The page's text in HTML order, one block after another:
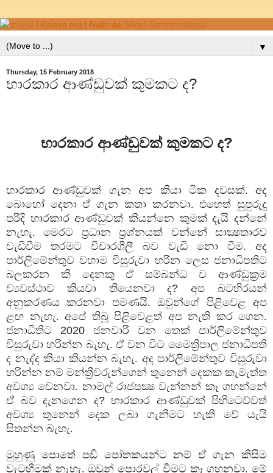
▼
Thursday, 15 February 2018
භාරකාර ආණ්ඩුවක් කුමකට ද?
භාරකාර ආණ්ඩුවක් කුමකට ද?
භාරකාර ආණ්ඩුවක් ගැන අප කියා ටික දවසක්. අද
බොහෝ දෙනා ඒ ගැන කතා කරනවා. එහෙත් සුපුරුදු
පරිදි භාරකාර ආණ්ඩුවක් කියන්නෙ කුමක් දැයි දන්නේ
නැහැ. මෙරට ප්‍රධාන ප්‍රශ්නයක් වන්නේ සාක්‍ෂතාරව
වැඩිවීම තරමට විචාරශීලී බව වැඩි නො වීම. අද
පාර්ලිමේන්තුව වහාම විසුරුවා හරින ලෙස ජනාධිපතිට
බලකරන කී දෙනකු ඒ සම්බන්ධ ව ආණ්ඩුක්‍රම
ව්‍යවස්ථාව කියවා තියෙනවා ද?අප බටහිරයන්
අනුකරණය කරනවා පමණයි. ඔවුන්ගේ පිළිවෙළ අප
ළඟ නැහැ. අපේ තිබූ පිළිවෙළත් අප නැති කර ගෙන.
ජනාධිතිට 2020 ජනවාරි වන තෙක් පාර්ලිමේන්තුව
විසුරුවා හරින්න බැහැ. ඒ වන විට මෛත්‍රිපාල ජනාධිපති
ද නැද්ද කියා කියන්න බැහැ. අද පාර්ලිමේන්තුව විසුරුවා
හරින්න නම් මන්ත්‍රීවරුන්ගෙන් තුනෙන් දෙකක කැමැත්ත
අවශ්‍ය වෙනවා. නාමල් රාජපක්‍ෂ වැන්නන් කෑ ගහන්නේ
ඒ බව දැනගෙන ද? භාරකාර ආණ්ඩුවක් පිහිටෙව්වත්
අවශ්‍ය තුනෙන් දෙක ලබා ගැනීමට හැකි වේ යැයි
සිතන්න බැහැ.
මුහුණු පොතේ පඬි පෝතකයන්ට නම් ඒ ගැන කිසිම
වැටහීමක් නැහැ. ඔවුන් පොරවල් වීමට කෑ ගහනවා. මේ